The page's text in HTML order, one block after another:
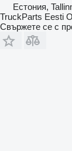
Естония,
TruckParts Eesti
Свържете се с